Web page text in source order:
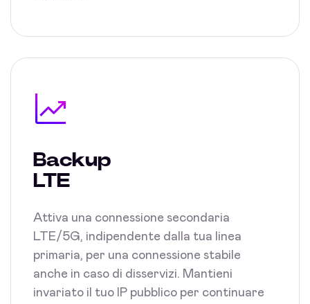
Backup
LTE
Attiva una connessione secondaria
LTE/5G, indipendente dalla tua linea
primaria, per una connessione stabile
anche in caso di disservizi. Mantieni
invariato il tuo IP pubblico per continuare